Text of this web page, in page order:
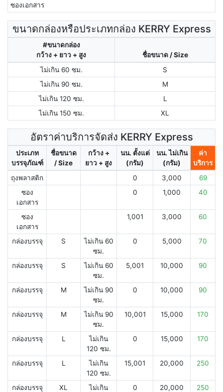
ซองเอกสาร
ขนาดกล่องหรือประเภทกล่อง KERRY Express
#ขนาดกล่อง
กว้าง + ยาว + สูง
ชื่อขนาด / Size
ไม่เกิน 60 ซม.
S
ไม่เกิน 90 ซม.
M
ไม่เกิน 120 ซม.
L
ไม่เกิน 150 ซม.
XL
อัตราค่าบริการจัดส่ง KERRY Express
ประเภท
บรรจุภัณฑ์
ชื่อขนาด
/ Size
กว้าง +
ยาว + สูง
นน. ตั้งแต่
(กรัม)
นน. ไม่เกิน
(กรัม)
ค่า
บริการ
ถุงพลาสติก
0 3,000
69
ซอง
เอกสาร
0 1,000 40
ซอง
เอกสาร
1,001 3,000 60
กล่องบรรจุ S
ไม่เกิน 60
ซม.
0 5,000 70
กล่องบรรจุ S
ไม่เกิน 60
ซม.
5,001 10,000 90
กล่องบรรจุ M
ไม่เกิน 90
ซม.
0 10,000 90
กล่องบรรจุ M
ไม่เกิน 90
ซม.
10,001 15,000 170
กล่องบรรจุ L
ไม่เกิน
120 ซม.
0 15,000 170
กล่องบรรจุ L
ไม่เกิน
120 ซม.
15,001 20,000 250
กล่องบรรจุ XL
ไม่เกิน
0 20,000 250